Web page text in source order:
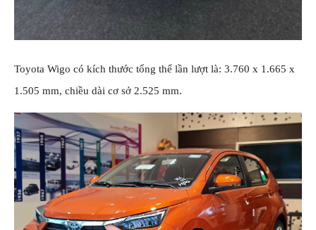
Toyota Wigo có kích thước tổng thể lần lượt là: 3.760 x 1.665 x
1.505 mm, chiều dài cơ sở 2.525 mm.